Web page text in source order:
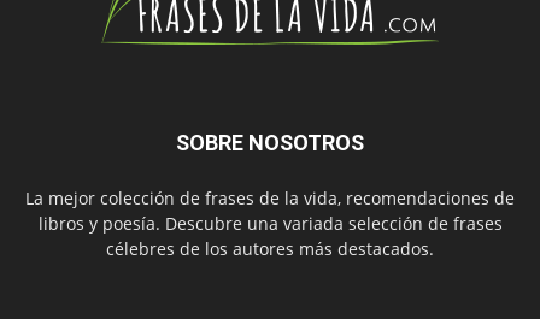
SOBRE NOSOTROS
La mejor colección de frases de la vida, recomendaciones de
libros y poesía. Descubre una variada selección de frases
célebres de los autores más destacados.